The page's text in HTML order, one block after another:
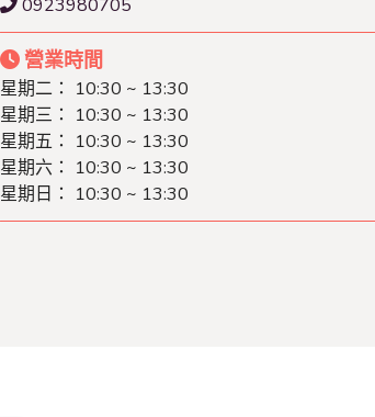
0923980705
營業時間
星期二： 10:30 ~ 13:30
星期三： 10:30 ~ 13:30
星期五： 10:30 ~ 13:30
星期六： 10:30 ~ 13:30
星期日： 10:30 ~ 13:30